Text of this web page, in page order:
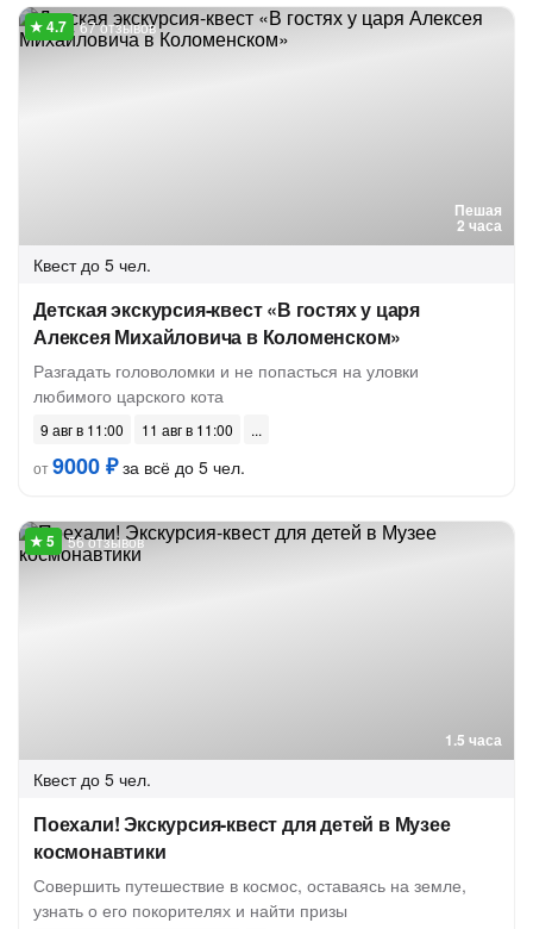
Пешая
2 часа
67 отзывов
Квест до 5 чел.
Детская экскурсия-квест «В гостях у царя
Алексея Михайловича в Коломенском»
Разгадать головоломки и не попасться на уловки
любимого царского кота
9 авг в 11:00
11 авг в 11:00
от9000 ₽за всё до 5 чел.
1.5 часа
56 отзывов
Квест до 5 чел.
Поехали! Экскурсия-квест для детей в Музее
космонавтики
Совершить путешествие в космос, оставаясь на земле,
узнать о его покорителях и найти призы